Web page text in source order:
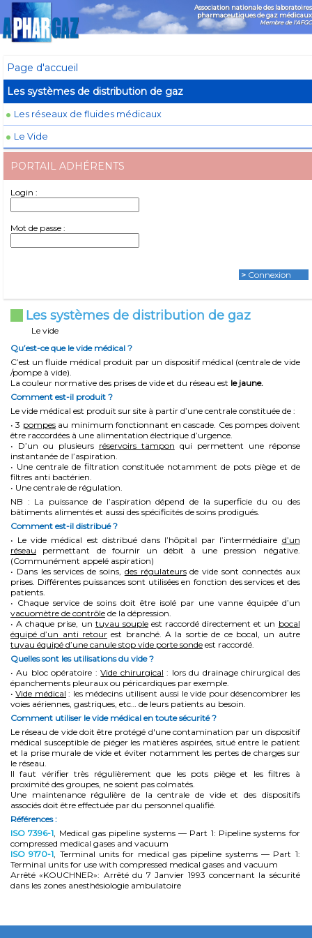
Association nationale des laboratoires
pharmaceutiques de gaz médicaux
Membre de l'AFGC
Page d'accueil
Les systèmes de distribution de gaz
Les réseaux de fluides médicaux
Le Vide
PORTAIL ADHÉRENTS
Login :
Mot de passe :
> Connexion
Les systèmes de distribution de gaz
Le vide
Qu’est-ce que le vide médical ?
C’est un fluide médical produit par un dispositif médical (centrale de vide
/pompe à vide).
La couleur normative des prises de vide et du réseau est le jaune.
Comment est-il produit ?
Le vide médical est produit sur site à partir d’une centrale constituée de :
• 3 pompesau minimum fonctionnant en cascade. Ces pompes doivent
être raccordées à une alimentation électrique d’urgence.
• D’un ou plusieurs réservoirs tampon qui permettent une réponse
instantanée de l’aspiration.
• Une centrale de filtration constituée notamment de pots piège et de
filtres anti bactérien.
• Une centrale de régulation.
NB : La puissance de l’aspiration dépend de la superficie du ou des
bâtiments alimentés et aussi des spécificités de soins prodigués.
Comment est-il distribué ?
• Le vide médical est distribué dans l’hôpital par l’intermédiaire d’un
réseau permettant de fournir un débit à une pression négative.
(Communément appelé aspiration)
• Dans les services de soins, des régulateursde vide sont connectés aux
prises. Différentes puissances sont utilisées en fonction des services et des
patients.
• Chaque service de soins doit être isolé par une vanne équipée d’un
vacuomètre de contrôle de la dépression.
• A chaque prise, un tuyau soupleest raccordé directement et un bocal
équipé d’un anti retour est branché. A la sortie de ce bocal, un autre
tuyau équipé d’une canule stop vide porte sonde est raccordé.
Quelles sont les utilisations du vide ?
• Au bloc opératoire :Vide chirurgical : lors du drainage chirurgical des
épanchements pleuraux ou péricardiques par exemple.
•Vide médical : les médecins utilisent aussi le vide pour désencombrer les
voies aériennes, gastriques, etc… de leurs patients au besoin.
Comment utiliser le vide médical en toute sécurité ?
Le réseau de vide doit être protégé d'une contamination par un dispositif
médical susceptible de piéger les matières aspirées, situé entre le patient
et la prise murale de vide et éviter notamment les pertes de charges sur
le réseau.
Il faut vérifier très régulièrement que les pots piège et les filtres à
proximité des groupes, ne soient pas colmatés.
Une maintenance régulière de la centrale de vide et des dispositifs
associés doit être effectuée par du personnel qualifié.
Références :
ISO 7396-1 , Medical gas pipeline systems — Part 1: Pipeline systems for
compressed medical gases and vacuum
ISO 9170-1 , Terminal units for medical gas pipeline systems — Part 1:
Terminal units for use with compressed medical gases and vacuum
Arrêté «KOUCHNER»: Arrêté du 7 Janvier 1993 concernant la sécurité
dans les zones anesthésiologie ambulatoire